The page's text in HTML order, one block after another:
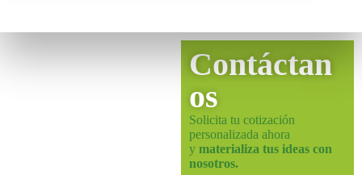
Contáctan
os
Solicita tu cotización
personalizada ahora
y materializa tus ideas con
nosotros.